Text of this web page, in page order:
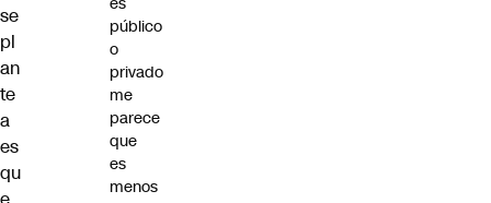
se
pl
an
te
a
es
qu
público
o
privado
me
parece
que
es
menos